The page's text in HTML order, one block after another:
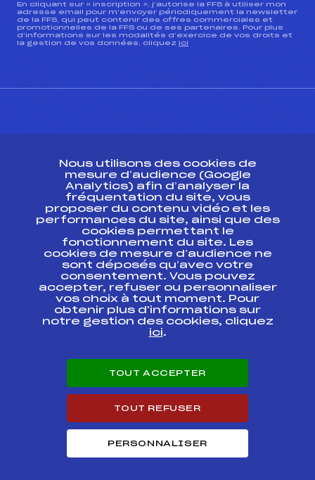
En cliquant sur « inscription », j’autorise la FFS à utiliser mon
adresse email pour m’envoyer périodiquement la newsletter
de la FFS, qui peut contenir des offres commerciales et
promotionnelles de la FFS ou de ses partenaires. Pour plus
d’informations sur les modalités d’exercice de vos droits et
la gestion de vos données, cliquez ici
ESPACE PRESSE
Ressources
Pass’Neige
Projet sportif fédéral
Projet de performance fédéral
Antidopage
Pôle Développement, Formation, Suivi
Scientifique
Listes ministérielles
Pôle vie de l’athlète
Carrières
Nous utilisons des cookies de
mesure d’audience (Google
Analytics) afin d’analyser la
fréquentation du site, vous
proposer du contenu vidéo et les
performances du site, ainsi que des
cookies permettant le
fonctionnement du site. Les
cookies de mesure d’audience ne
sont déposés qu’avec votre
consentement. Vous pouvez
accepter, refuser ou personnaliser
vos choix à tout moment. Pour
obtenir plus d'informations sur
notre gestion des cookies, cliquez
ici.
TOUT ACCEPTER
TOUT REFUSER
PERSONNALISER